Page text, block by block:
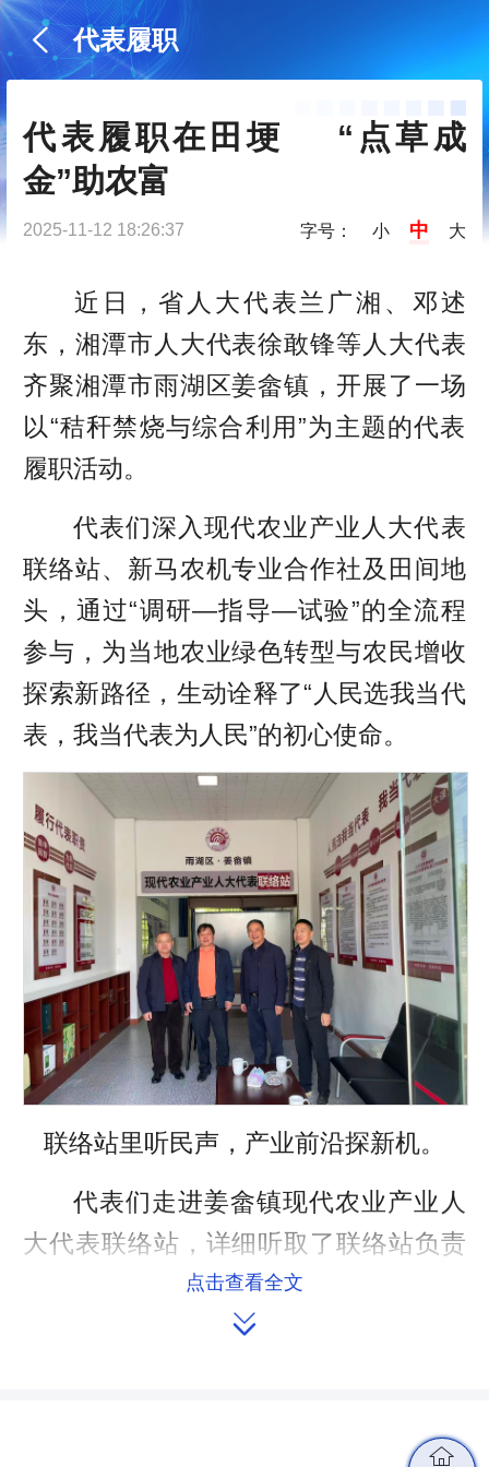
代表履职
代表履职在田埂    “点草成
金”助农富
2025-11-12 18:26:37 字号： 小 中 大
近日，省人大代表兰广湘、邓述
东，湘潭市人大代表徐敢锋等人大代表
齐聚湘潭市雨湖区姜畲镇，开展了一场
以“秸秆禁烧与综合利用”为主题的代表
履职活动。
代表们深入现代农业产业人大代表
联络站、新马农机专业合作社及田间地
头，通过“调研—指导—试验”的全流程
参与，为当地农业绿色转型与农民增收
探索新路径，生动诠释了“人民选我当代
表，我当代表为人民”的初心使命。
联络站里听民声，产业前沿探新机。
代表们走进姜畲镇现代农业产业人
大代表联络站，详细听取了联络站负责
人关于当地农业产业布局、技术创新及
农民需求的介绍，重点关注秸秆综合利
站”、民意上传的“直通车”，让农业产业
点击查看全文
